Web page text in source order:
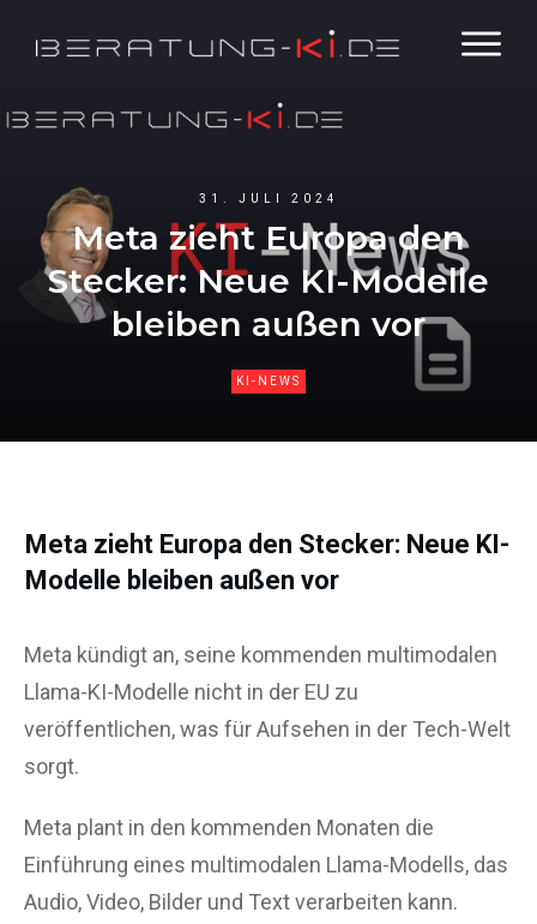
31. JULI 2024
Meta zieht Europa den
Stecker: Neue KI-Modelle
bleiben außen vor
KI-NEWS
Meta zieht Europa den Stecker: Neue KI-
Modelle bleiben außen vor
Meta kündigt an, seine kommenden multimodalen
Llama-KI-Modelle nicht in der EU zu
veröffentlichen, was für Aufsehen in der Tech-Welt
sorgt.
Meta plant in den kommenden Monaten die
Einführung eines multimodalen Llama-Modells, das
Audio, Video, Bilder und Text verarbeiten kann.